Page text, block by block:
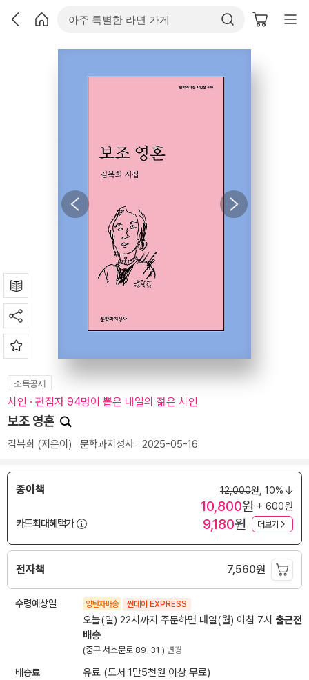
소득공제
시인 · 편집자 94명이 뽑은 내일의 젊은 시인
보조 영혼
김복희 (지은이) 문학과지성사 2025-05-16
종이책 12,000원, 10%
10,800원 + 600원
카드최대혜택가
9,180원 더보기
전자책 7,560원
수령예상일 양탄자배송 썬데이 EXPRESS
오늘(일) 22시까지 주문하면 내일(월) 아침 7시 출근전
배송
(중구 서소문로 89-31 ) 변경
배송료 유료 (도서 1만5천원 이상 무료)